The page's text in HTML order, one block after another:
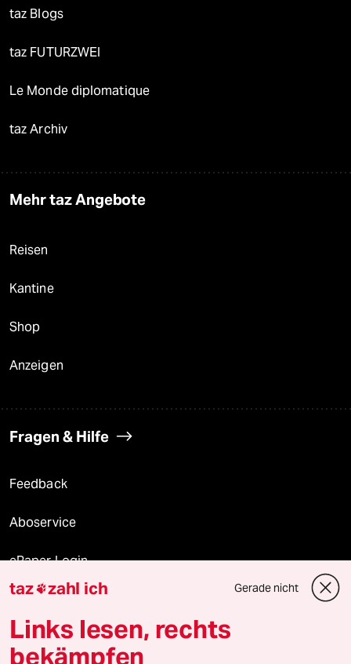
taz Blogs
taz FUTURZWEI
Le Monde diplomatique
taz Archiv
Mehr taz Angebote
Reisen
Kantine
Shop
Anzeigen
Fragen & Hilfe
Feedback
Aboservice
ePaper Login
Downloads für Abonnierende
taz zahl ich Gerade nicht
Links lesen, rechts
bekämpfen